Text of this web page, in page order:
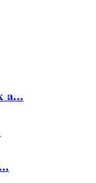
a...